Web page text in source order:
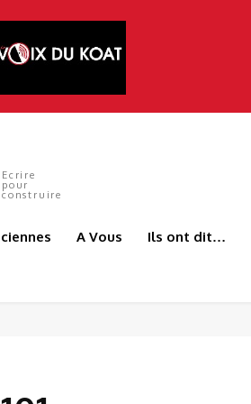
Ecrire
pour
construire
A Vous Ils ont dit…